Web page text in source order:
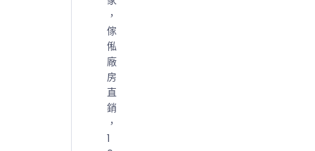
，
傢
俬
廠
房
直
銷
，
1